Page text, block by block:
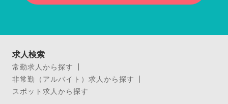
求人検索
常勤求人から探す
非常勤（アルバイト）求人から探す
スポット求人から探す